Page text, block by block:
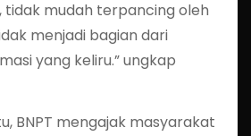
tidak mudah terpancing oleh
menjadi bagian dari
yang keliru.” ungkap
BNPT mengajak masyarakat